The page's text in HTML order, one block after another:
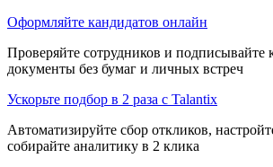
Оформляйте кандидатов онлайн
Проверяйте сотрудников и подписывайте
документы без бумаг и личных встреч
Ускорьте подбор в 2 раза с Talantix
Автоматизируйте сбор откликов,
собирайте аналитику в 2 клика